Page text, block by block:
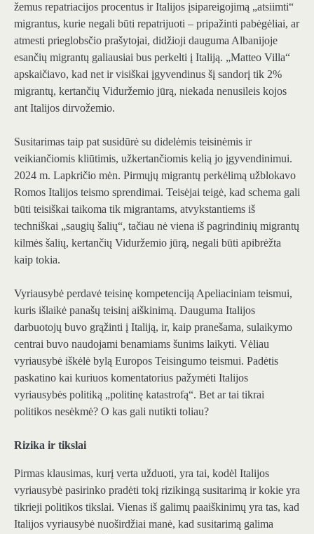
žemus repatriacijos procentus ir Italijos įsipareigojimą „atsiimti“
migrantus, kurie negali būti repatrijuoti – pripažinti pabėgėliai, ar
atmesti prieglobsčio prašytojai, didžioji dauguma Albanijoje
esančių migrantų galiausiai bus perkelti į Italiją. „Matteo Villa“
apskaičiavo, kad net ir visiškai įgyvendinus šį sandorį tik 2%
migrantų, kertančių Viduržemio jūrą, niekada nenusileis kojos
ant Italijos dirvožemio.
Susitarimas taip pat susidūrė su didelėmis teisinėmis ir
veikiančiomis kliūtimis, užkertančiomis kelią jo įgyvendinimui.
2024 m. Lapkričio mėn. Pirmųjų migrantų perkėlimą užblokavo
Romos Italijos teismo sprendimai. Teisėjai teigė, kad schema gali
būti teisiškai taikoma tik migrantams, atvykstantiems iš
techniškai „saugių šalių“, tačiau nė viena iš pagrindinių migrantų
kilmės šalių, kertančių Viduržemio jūrą, negali būti apibrėžta
kaip tokia.
Vyriausybė perdavė teisinę kompetenciją Apeliaciniam teismui,
kuris išlaikė panašų teisinį aiškinimą. Dauguma Italijos
darbuotojų buvo grąžinti į Italiją, ir, kaip pranešama, sulaikymo
centrai buvo naudojami benamiams šunims laikyti. Vėliau
vyriausybė iškėlė bylą Europos Teisingumo teismui. Padėtis
paskatino kai kuriuos komentatorius pažymėti Italijos
vyriausybės politiką „politinę katastrofą“. Bet ar tai tikrai
politikos nesėkmė? O kas gali nutikti toliau?
Rizika ir tikslai
Pirmas klausimas, kurį verta užduoti, yra tai, kodėl Italijos
vyriausybė pasirinko pradėti tokį rizikingą susitarimą ir kokie yra
tikrieji politikos tikslai. Vienas iš galimų paaiškinimų yra tas, kad
Italijos vyriausybė nuoširdžiai manė, kad susitarimą galima